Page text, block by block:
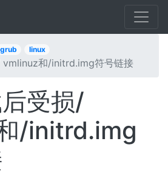
grub linux
vmlinuz和/initrd.img符号链接
受损/
/initrd.img